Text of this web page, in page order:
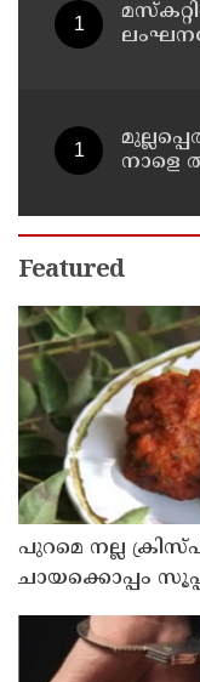
നാളെ
Featured
പുറമെ നല്ല
ചായക്കൊപ്പം